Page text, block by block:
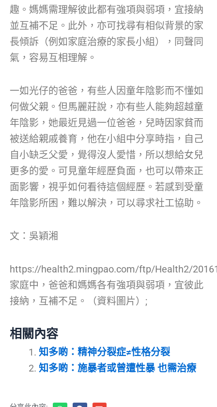
趣。媽媽需理解彼此都有強項與弱項，宜接納
並互補不足。此外，亦可找尋有相似背景的家
長傾訴（例如家庭治療的家長小組），同聲同
氣，容易互相理解。
一如光仔的爸爸，有些人因童年陰影而不懂如
何做父親。但馬麗莊說，亦有些人能夠超越童
年陰影，她最近見過一位爸爸，兒時因家貧而
被送給親戚養育，他在小組中分享時指，自己
自小缺乏父愛，覺得沒人愛惜，所以想給女兒
更多的愛。可見童年經歷負面，也可以帶來正
面影響，視乎如何看待這個經歷。若感到受童
年陰影所困，難以解決，可以尋求社工協助。
文：吳穎湘
https://health2.mingpao.com/ftp/Health2/
家庭中，爸爸和媽媽各有強項與弱項，宜彼此
接納，互補不足。（資料圖片）;
相關內容
知多啲：精神分裂症≠性格分裂
知多啲：施暴者或曾遭性暴 也需治療